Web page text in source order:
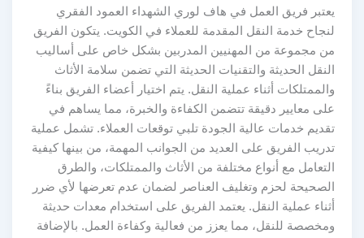
يعتبر فريق العمل في هاف لوري الشهداء العمود الفقري
لنجاح خدمة النقل المقدمة للعملاء في الكويت. يتكون الفريق
من مجموعة من المهنيين المدربين بشكل خاص على أساليب
النقل الحديثة والتقنيات الحديثة التي تضمن سلامة الأثاث
والممتلكات أثناء عملية النقل. يتم اختيار أعضاء الفريق بناءً
على معايير دقيقة تتضمن الكفاءة والخبرة، مما يساهم في
تقديم خدمات عالية الجودة تلبي توقعات العملاء. تشمل عملية
تدريب الفريق على العديد من الجوانب المهمة، من بينها كيفية
التعامل مع أنواع مختلفة من الأثاث والممتلكات، والطرق
الصحيحة لحزم وتغليف العناصر لضمان عدم تعرضها لأي ضرر
أثناء عملية النقل. يعتمد الفريق على استخدام معدات حديثة
ومخصصة للنقل، مما يعزز من فعالية وكفاءة العمل. بالإضافة